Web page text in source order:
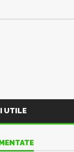
UTILE